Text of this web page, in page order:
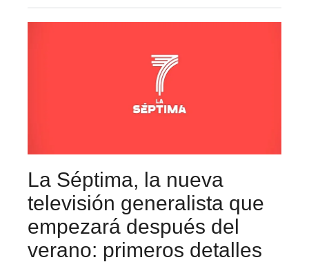
La Séptima, la nueva
televisión generalista que
empezará después del
verano: primeros detalles